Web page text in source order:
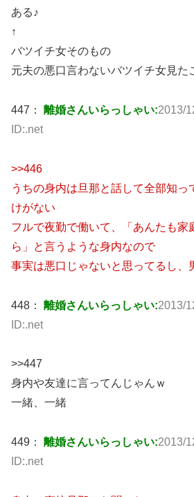
ある♪
↑
バツイチ女そのもの
元夫の悪口言わないバツイチ女見た
447： 離婚さんいらっしゃい:2013/
ID:.net
>>446
うちの身内は旦那と話して全部知っ
けがない
フルで夜勤で働いて、「あんたも家
ら」と言うような身内なので
事実は悪口じゃないと思ってるし、
448： 離婚さんいらっしゃい:2013/
ID:.net
>>447
身内や友達に言ってんじゃんｗ
一緒、一緒
449： 離婚さんいらっしゃい:2013/
ID:.net